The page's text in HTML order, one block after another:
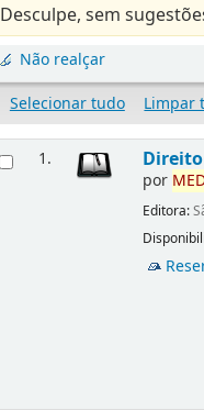
Desculpe, sem
Não realçar
Selecionar tudo
Limpar
1.
por ME
Editora: